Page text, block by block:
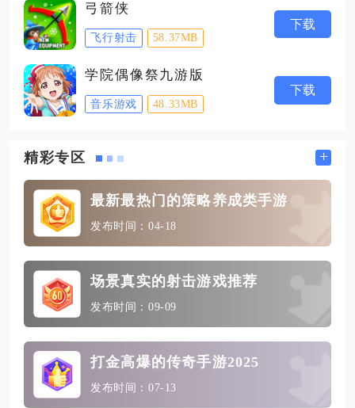
弓箭侠
飞行射击 58.37MB
下载
学院偶像祭九游版
音乐游戏 48.33MB
下载
精彩专区 +
最新最热门的策略养成类手游
发布时间：04-18
场景真实的射击游戏推荐
发布时间：09-09
打金高爆的传奇手游2025
发布时间：07-13